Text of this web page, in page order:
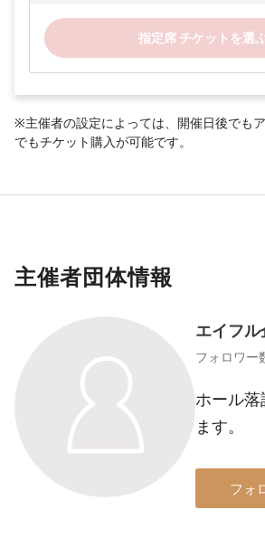
指定席 チケットを選
※主催者の設定によっては、開催日後でも
でもチケット購入が可能です。
主催者団体情報
エイフ
フォロワー
ホール
ます。
フォ